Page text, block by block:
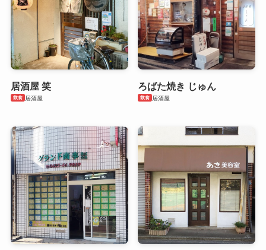
居酒屋 笑
飲食 居酒屋
ろばた焼き じゅん
飲食 居酒屋